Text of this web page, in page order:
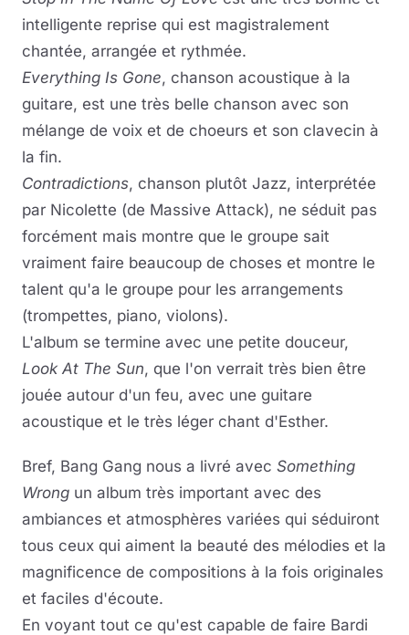
intelligente reprise qui est magistralement
chantée, arrangée et rythmée.
Everything Is Gone, chanson acoustique à la
guitare, est une très belle chanson avec son
mélange de voix et de choeurs et son clavecin à
la fin.
Contradictions, chanson plutôt Jazz, interprétée
par Nicolette (de Massive Attack), ne séduit pas
forcément mais montre que le groupe sait
vraiment faire beaucoup de choses et montre le
talent qu'a le groupe pour les arrangements
(trompettes, piano, violons).
L'album se termine avec une petite douceur,
Look At The Sun, que l'on verrait très bien être
jouée autour d'un feu, avec une guitare
acoustique et le très léger chant d'Esther.
Bref, Bang Gang nous a livré avec Something
Wrong un album très important avec des
ambiances et atmosphères variées qui séduiront
tous ceux qui aiment la beauté des mélodies et la
magnificence de compositions à la fois originales
et faciles d'écoute.
En voyant tout ce qu'est capable de faire Bardi